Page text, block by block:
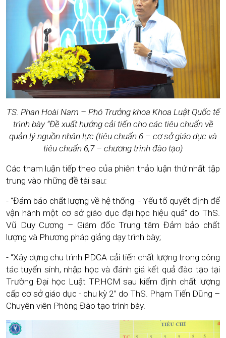
TS. Phan Hoài Nam – Phó Trưởng khoa Khoa Luật Quốc tế
trình bày “Đề xuất hướng cải tiến cho các tiêu chuẩn về
quản lý nguồn nhân lực (tiêu chuẩn 6 – cơ sở giáo dục và
tiêu chuẩn 6,7 – chương trình đào tạo)
Các tham luận tiếp theo của phiên thảo luận thứ nhất tập
trung vào những đề tài sau:
- “Đảm bảo chất lượng về hệ thống - Yếu tố quyết định để
vận hành một cơ sở giáo dục đại học hiệu quả” do ThS.
Vũ Duy Cương – Giám đốc Trung tâm Đảm bảo chất
lượng và Phương pháp giảng dạy trình bày;
- “Xây dựng chu trình PDCA cải tiến chất lượng trong công
tác tuyển sinh, nhập học và đánh giá kết quả đào tạo tại
Trường Đại học Luật TP.HCM sau kiểm định chất lượng
cấp cơ sở giáo dục - chu kỳ 2” do ThS. Phạm Tiến Dũng –
Chuyên viên Phòng Đào tạo trình bày.